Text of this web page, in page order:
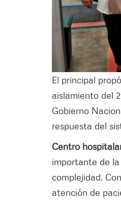
El principal
aislamiento del
Gobierno
respuesta del
Centro
importante de
complejidad.
atención de